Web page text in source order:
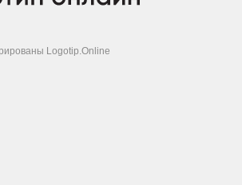
Logotip.Online